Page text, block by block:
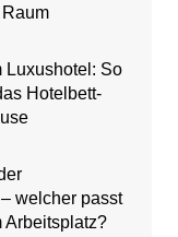
Luxushotel: So
Hotelbett-
welcher passt
Arbeitsplatz?